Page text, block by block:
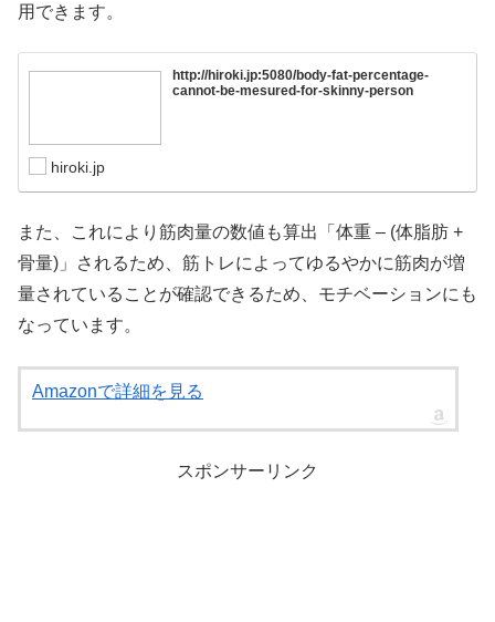
用できます。
http://hiroki.jp:5080/body-fat-percentage-
cannot-be-mesured-for-skinny-person
hiroki.jp
また、これにより筋肉量の数値も算出「体重 – (体脂肪 +
骨量)」されるため、筋トレによってゆるやかに筋肉が増
量されていることが確認できるため、モチベーションにも
なっています。
Amazonで詳細を見る
スポンサーリンク